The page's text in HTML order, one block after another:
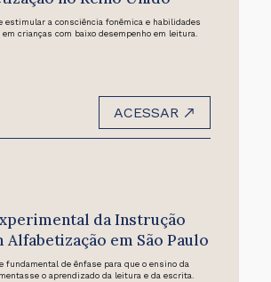
estimular a consciência fonêmica e habilidades
em crianças com baixo desempenho em leitura.
ACESSAR
da Instrução
Alfabetização em São Paulo
fundamental de ênfase para que o ensino da
o aprendizado da leitura e da escrita.